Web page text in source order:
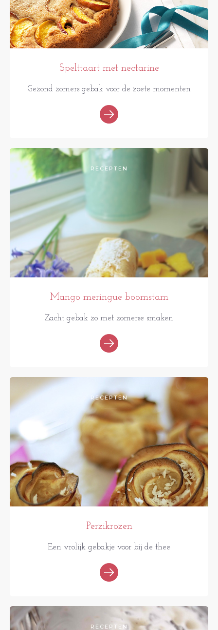
Spelttaart met nectarine
Gezond zomers gebak voor de zoete momenten
RECEPTEN
Mango meringue boomstam
Zacht gebak zo met zomerse smaken
RECEPTEN
Perzikrozen
Een vrolijk gebakje voor bij de thee
RECEPTEN